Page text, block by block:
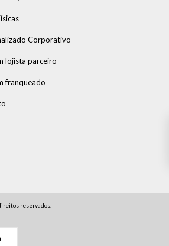
Corporativo
lojista parceiro
franqueado
reservados.